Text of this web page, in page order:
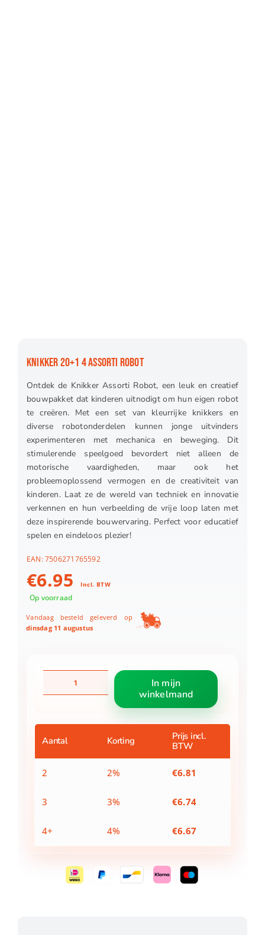
KNIKKER 20+1 4 ASSORTI ROBOT
Ontdek de Knikker Assorti Robot, een leuk en creatief
bouwpakket dat kinderen uitnodigt om hun eigen robot
te creëren. Met een set van kleurrijke knikkers en
diverse robotonderdelen kunnen jonge uitvinders
experimenteren met mechanica en beweging. Dit
stimulerende speelgoed bevordert niet alleen de
motorische vaardigheden, maar ook het
probleemoplossend vermogen en de creativiteit van
kinderen. Laat ze de wereld van techniek en innovatie
verkennen en hun verbeelding de vrije loop laten met
deze inspirerende bouwervaring. Perfect voor educatief
spelen en eindeloos plezier!
EAN:7506271765592
€6.95 Incl. BTW
Op voorraad
Vandaag besteld geleverd op
dinsdag 11 augustus
20+1
Robot
In mijn
winkelmand
Aantal Korting
Prijs incl.
BTW
2 2% €6.81
3 3% €6.74
4+ 4% €6.67